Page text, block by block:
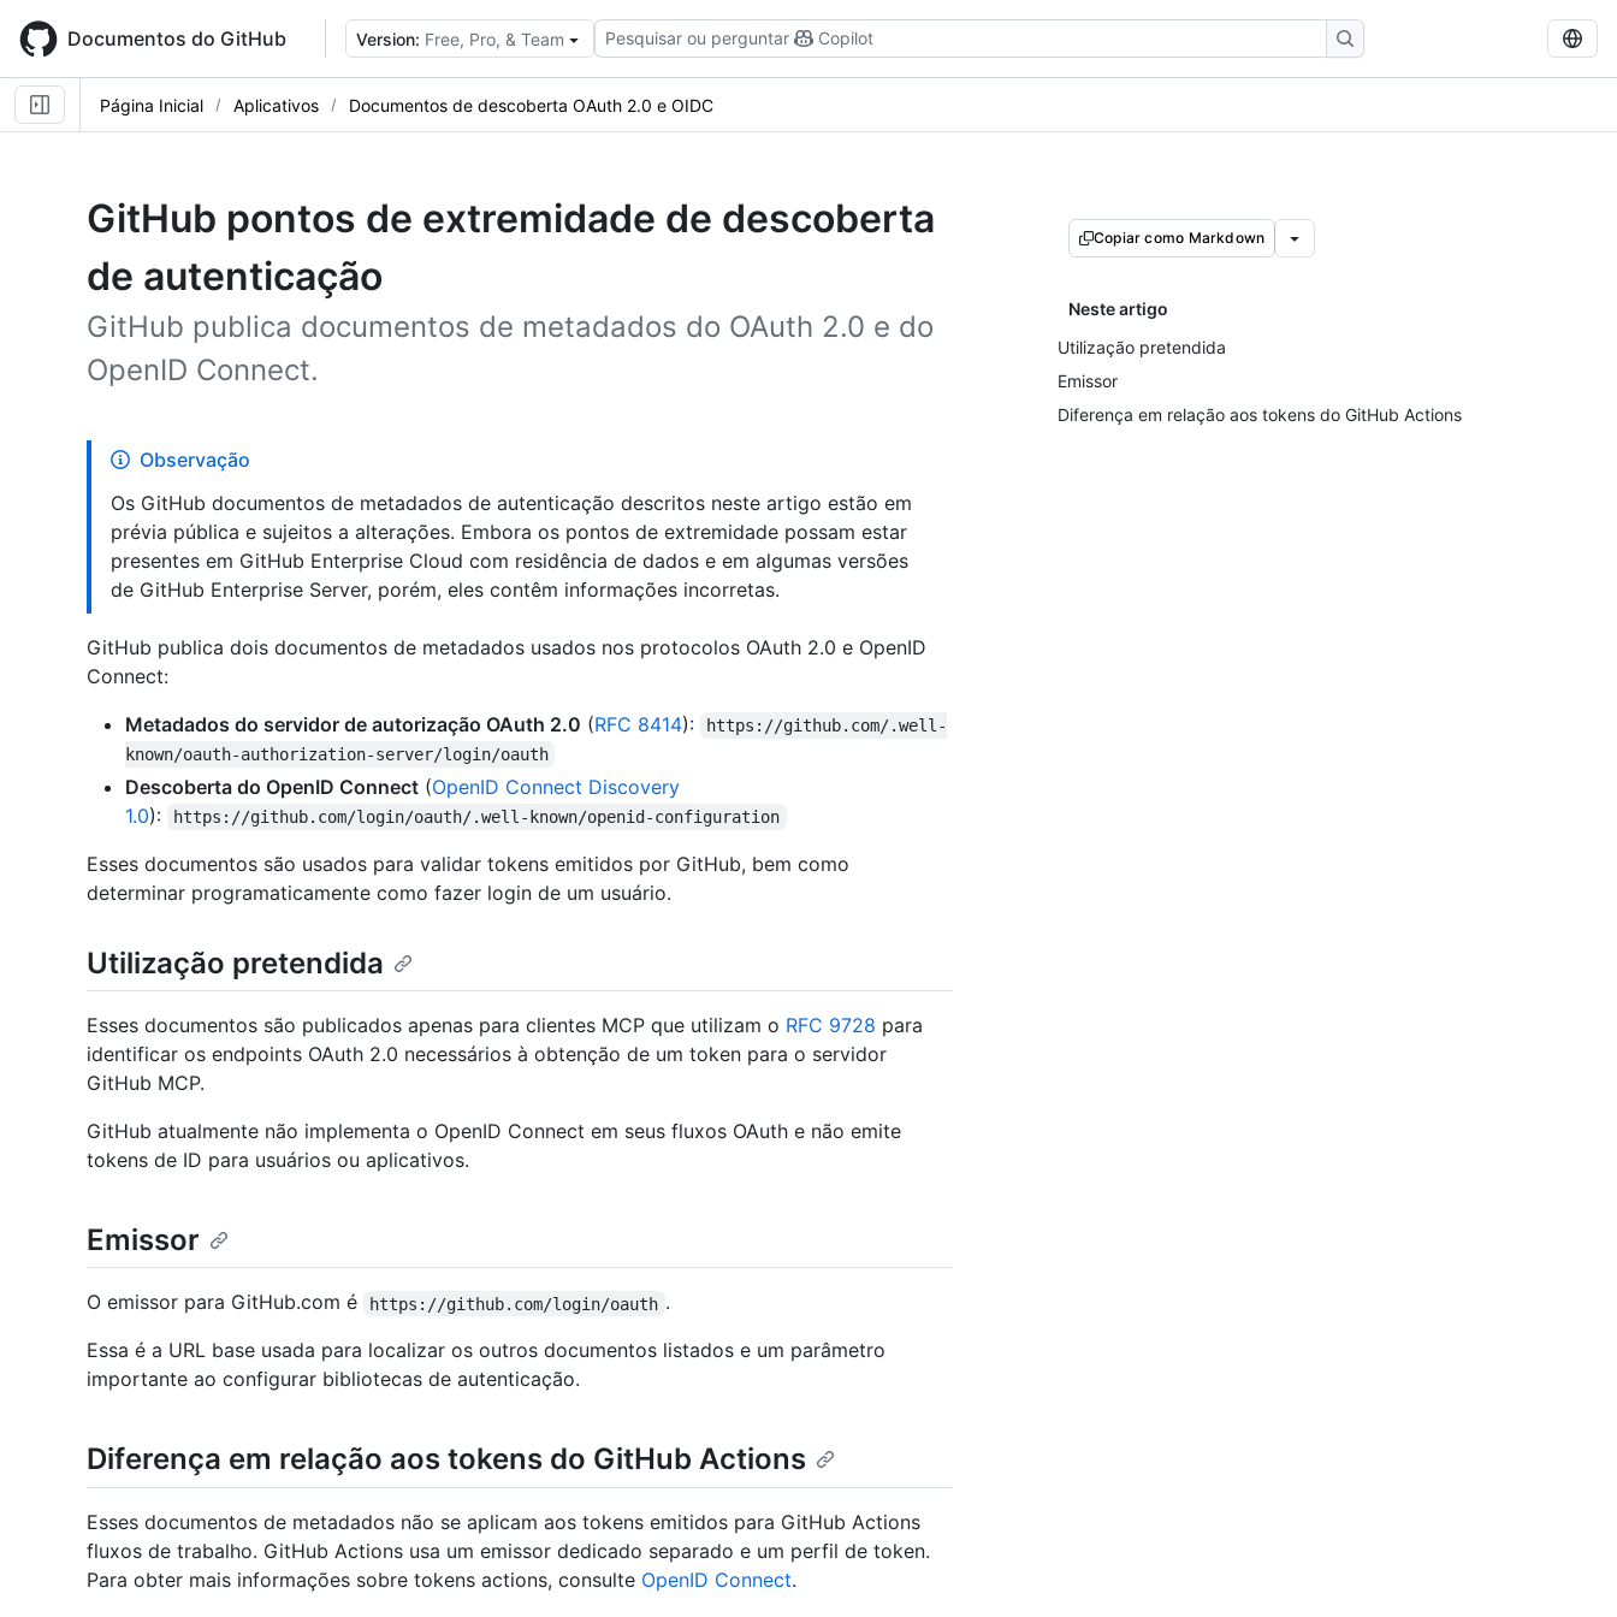
main
content
Documentos do GitHub Version: Free, Pro, & Team Pesquisar ou perguntar Copilot
Página Inicial Aplicativos Documentos de descoberta OAuth 2.0 e OIDC
GitHub pontos de extremidade de descoberta
de autenticação
GitHub publica documentos de metadados do OAuth 2.0 e do
OpenID Connect.
Copiar como Markdown
Neste artigo
Utilização pretendida
Emissor
Diferença em relação aos tokens do GitHub Actions
Observação
Os GitHub documentos de metadados de autenticação descritos neste artigo estão em
prévia pública e sujeitos a alterações. Embora os pontos de extremidade possam estar
presentes em GitHub Enterprise Cloud com residência de dados e em algumas versões
de GitHub Enterprise Server, porém, eles contêm informações incorretas.
GitHub publica dois documentos de metadados usados nos protocolos OAuth 2.0 e OpenID
Connect:
Metadados do servidor de autorização OAuth 2.0 (RFC 8414):
https://github.com/.well-
known/oauth-authorization-server/login/oauth
Descoberta do OpenID Connect (OpenID Connect Discovery
1.0): https://github.com/login/oauth/.well-known/openid-configuration
Esses documentos são usados para validar tokens emitidos por GitHub, bem como
determinar programaticamente como fazer login de um usuário.
Utilização pretendida
Esses documentos são publicados apenas para clientes MCP que utilizam o RFC 9728 para
identificar os endpoints OAuth 2.0 necessários à obtenção de um token para o servidor
GitHub MCP.
GitHub atualmente não implementa o OpenID Connect em seus fluxos OAuth e não emite
tokens de ID para usuários ou aplicativos.
Emissor
O emissor para GitHub.com é https://github.com/login/oauth .
Essa é a URL base usada para localizar os outros documentos listados e um parâmetro
importante ao configurar bibliotecas de autenticação.
Diferença em relação aos tokens do GitHub Actions
Esses documentos de metadados não se aplicam aos tokens emitidos para GitHub Actions
fluxos de trabalho. GitHub Actions usa um emissor dedicado separado e um perfil de token.
Para obter mais informações sobre tokens actions, consulte OpenID Connect.